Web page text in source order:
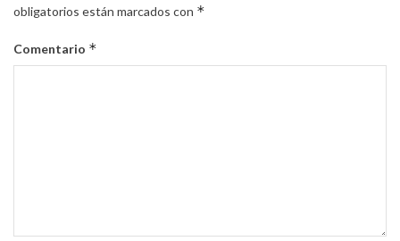
obligatorios están marcados con *
Comentario *